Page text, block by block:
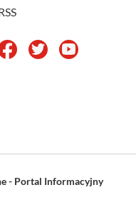
- Portal Informacyjny